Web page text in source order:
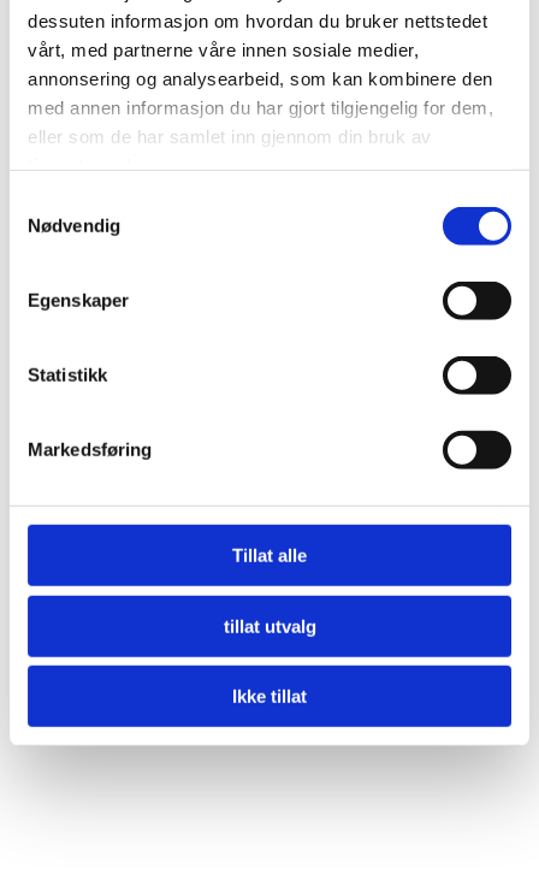
dessuten informasjon om hvordan du bruker nettstedet
vårt, med partnerne våre innen sosiale medier,
annonsering og analysearbeid, som kan kombinere den
med annen informasjon du har gjort tilgjengelig for dem,
eller som de har samlet inn gjennom din bruk av
Nødvendig
Egenskaper
Statistikk
Markedsføring
Tillat alle
tillat utvalg
Ikke tillat